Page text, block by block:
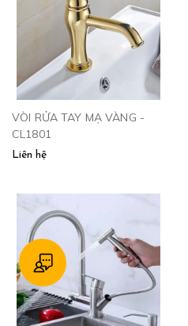
VÒI RỬA TAY MẠ VÀNG -
CL1801
Liên hệ